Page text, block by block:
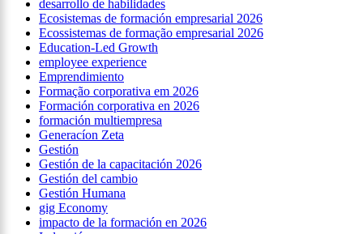
desarrollo de habilidades
Ecosistemas de formación empresarial 2026
Ecossistemas de formação empresarial 2026
Education-Led Growth
employee experience
Emprendimiento
Formação corporativa em 2026
Formación corporativa en 2026
formación multiempresa
Generacíon Zeta
Gestión
Gestión de la capacitación 2026
Gestión del cambio
Gestión Humana
gig Economy
impacto de la formación en 2026